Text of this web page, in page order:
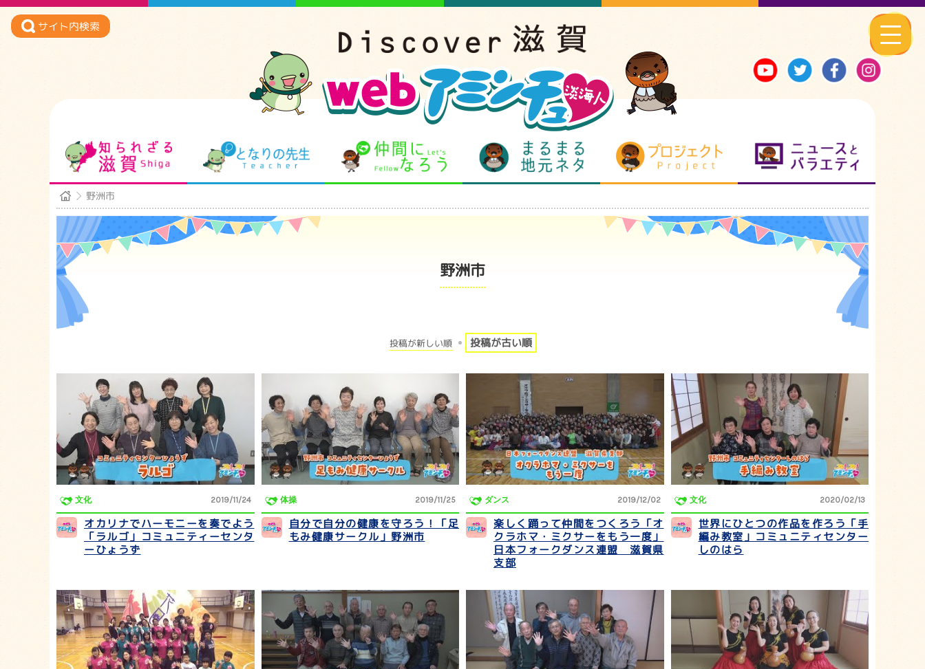
サイト内検索
知られざる滋賀 となりの先生 仲間になろう まるまる地元ネタ プロジェクト
野洲市
野洲市
投稿が新しい順 投稿が古い順
文化 2019/11/24
オカリナでハーモニーを奏でよう
「ラルゴ」コミュニティーセンタ
ーひょうず
体操 2019/11/25
自分で自分の健康を守ろう！「足
もみ健康サークル」野洲市
ダンス 2019/12/02
楽しく踊って仲間をつくろう「オ
クラホマ・ミクサーをもう一度」
日本フォークダンス連盟 滋賀県
支部
文化 2020/02/13
世界にひとつの作品を作ろう「手
編み教室」コミュニティセンター
しのはら